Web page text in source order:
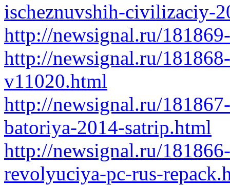
ischeznuvshih-civilizaciy-
http://newsignal.ru/
http://newsignal.ru/
v11020.html
http://newsignal.ru/
batoriya-2014-satrip.html
http://newsignal.ru/
revolyuciya-pc-rus-